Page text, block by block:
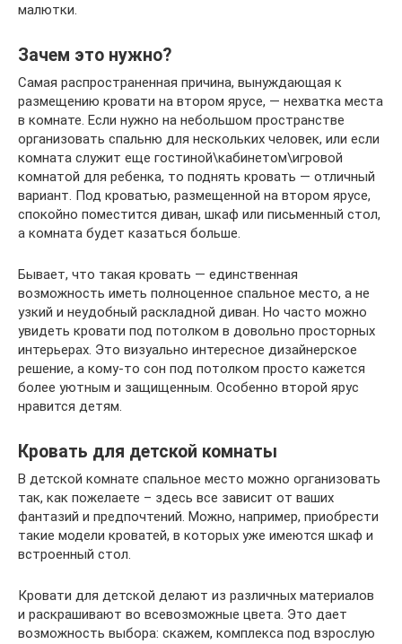
малютки.
Зачем это нужно?
Самая распространенная причина, вынуждающая к
размещению кровати на втором ярусе, — нехватка места
в комнате. Если нужно на небольшом пространстве
организовать спальню для нескольких человек, или если
комната служит еще гостиной\кабинетом\игровой
комнатой для ребенка, то поднять кровать — отличный
вариант. Под кроватью, размещенной на втором ярусе,
спокойно поместится диван, шкаф или письменный стол,
а комната будет казаться больше.
Бывает, что такая кровать — единственная
возможность иметь полноценное спальное место, а не
узкий и неудобный раскладной диван. Но часто можно
увидеть кровати под потолком в довольно просторных
интерьерах. Это визуально интересное дизайнерское
решение, а кому-то сон под потолком просто кажется
более уютным и защищенным. Особенно второй ярус
нравится детям.
Кровать для детской комнаты
В детской комнате спальное место можно организовать
так, как пожелаете – здесь все зависит от ваших
фантазий и предпочтений. Можно, например, приобрести
такие модели кроватей, в которых уже имеются шкаф и
встроенный стол.
Кровати для детской делают из различных материалов
и раскрашивают во всевозможные цвета. Это дает
возможность выбора: скажем, комплекса под взрослую